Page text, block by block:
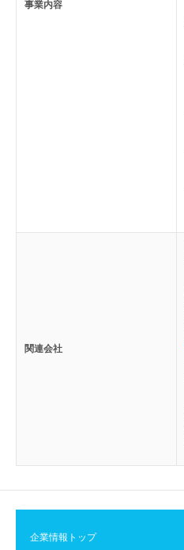
事業内容
関連会社
企業情報トップ